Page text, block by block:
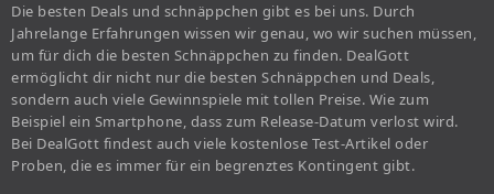
Die besten Deals und schnäppchen gibt es bei uns. Durch
Jahrelange Erfahrungen wissen wir genau, wo wir suchen müssen,
um für dich die besten Schnäppchen zu finden. DealGott
ermöglicht dir nicht nur die besten Schnäppchen und Deals,
sondern auch viele Gewinnspiele mit tollen Preise. Wie zum
Beispiel ein Smartphone, dass zum Release-Datum verlost wird.
Bei DealGott findest auch viele kostenlose Test-Artikel oder
Proben, die es immer für ein begrenztes Kontingent gibt.